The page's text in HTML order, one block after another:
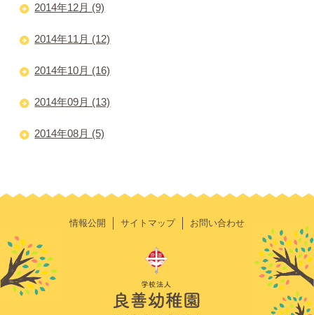
2014年12月 (9)
2014年11月 (12)
2014年10月 (16)
2014年09月 (13)
2014年08月 (5)
情報公開 サイトマップ お問い合わせ